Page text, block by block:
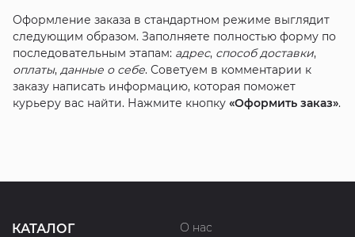
Оформление заказа в стандартном режиме выглядит
следующим образом. Заполняете полностью форму по
последовательным этапам: адрес, способ доставки,
оплаты, данные о себе. Советуем в комментарии к
заказу написать информацию, которая поможет
курьеру вас найти. Нажмите кнопку «Оформить заказ».
КАТАЛОГ
О нас